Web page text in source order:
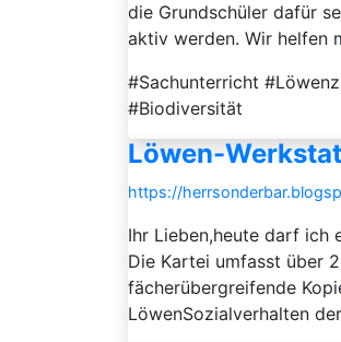
die Grundschüler dafür
aktiv werden. Wir helfen
#Sachunterricht
#Biodiversität
Löwen-
https://
Ihr Lieben,heute darf ich
Die Kartei umfasst über
fächerübergreifende
LöwenSozialverhalten